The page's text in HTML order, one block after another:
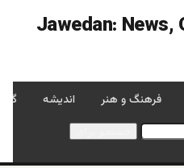
فرهنگ و هنر اندیشه